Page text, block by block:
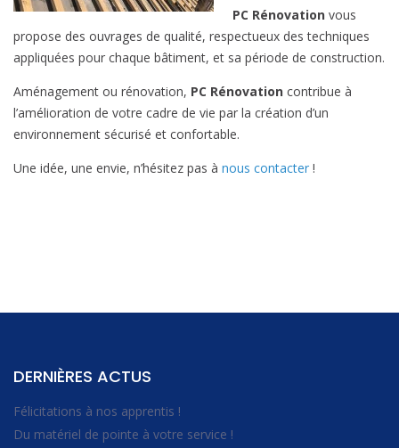
PC Rénovation vous
propose des ouvrages de qualité, respectueux des techniques
appliquées pour chaque bâtiment, et sa période de construction.
Aménagement ou rénovation, PC Rénovation contribue à
l’amélioration de votre cadre de vie par la création d’un
environnement sécurisé et confortable.
Une idée, une envie, n’hésitez pas à nous contacter !
DERNIÈRES ACTUS
Félicitations à nos apprentis !
Du matériel de pointe à votre service !